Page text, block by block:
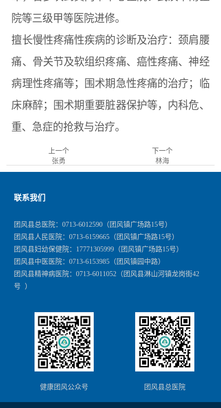
院等三级甲等医院进修。
擅长慢性疼痛性疾病的诊断及治疗：颈肩腰
痛、骨关节及软组织疼痛、癌性疼痛、神经
病理性疼痛等；围术期急性疼痛的治疗；临
床麻醉；围术期重要脏器保护等，内科危、
重、急症的抢救与治疗。
上一个
张勇
下一个
林海
联系我们
团风县总医院：0713-6012590 （团风镇广场路15号）
团风县人民医院：0713-6159665 （团风镇广场路15号）
团风县妇幼保健院： 17771305999 （团风镇广场路15号）
团风县中医医院：0713-6153985 （团风镇园中路）
团风县精神病医院：0713-6011052 （团风县淋山河镇龙岗街42
号 ）
健康团风公众号 团风县总医院